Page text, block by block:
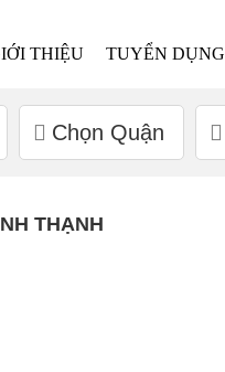
THIỆU TUYỂN DỤNG
Chọn Quận
THẠNH